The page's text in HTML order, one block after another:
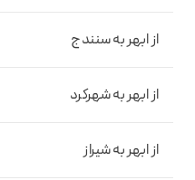
از ابهر به سنندج
از ابهر به شهرکرد
از ابهر به شیراز